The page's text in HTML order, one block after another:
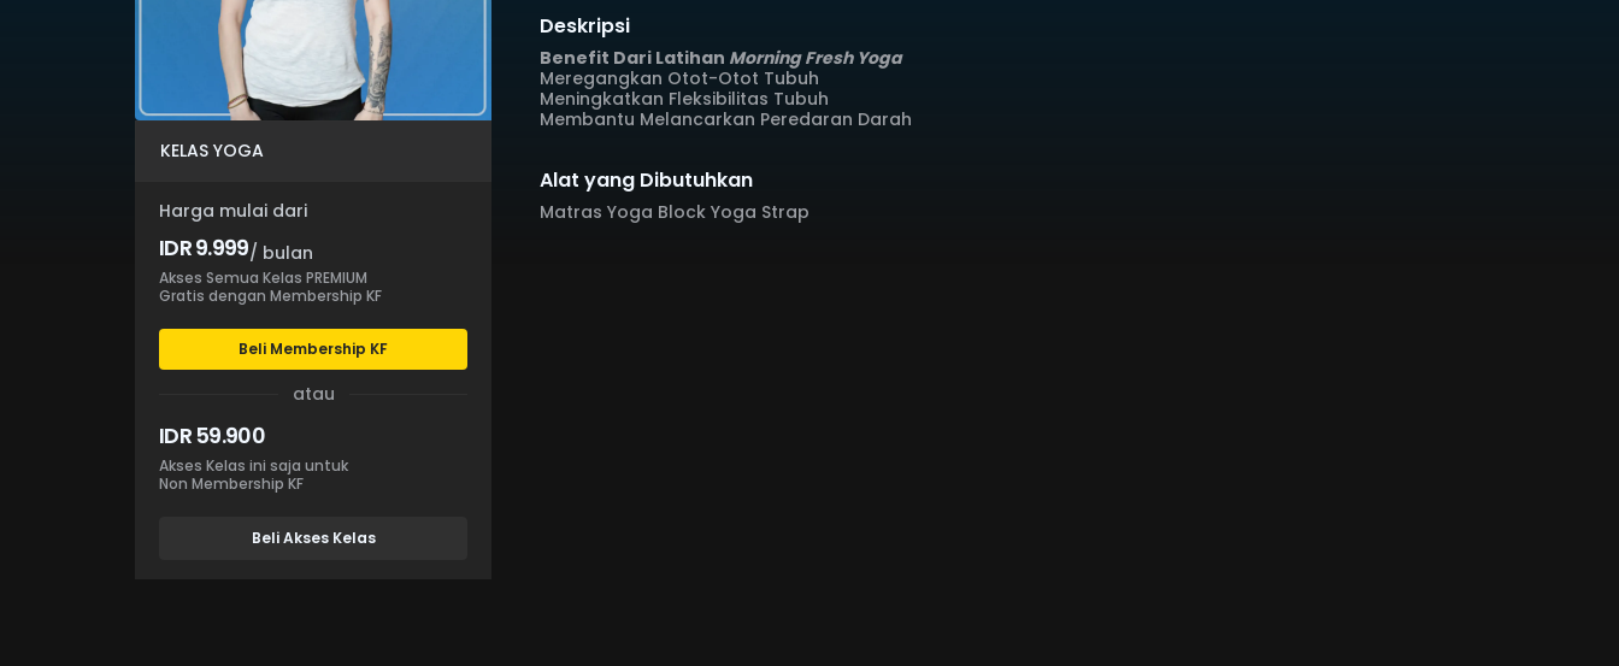
KELAS YOGA
Harga mulai dari
IDR 9.999/ bulan
Akses Semua Kelas PREMIUM
Gratis dengan Membership KF
Beli Membership KF
atau
IDR 59.900
Akses Kelas ini saja untuk
Non Membership KF
Beli Akses Kelas
Deskripsi
Benefit Dari Latihan Morning Fresh Yoga
Meregangkan Otot-Otot Tubuh
Meningkatkan Fleksibilitas Tubuh
Membantu Melancarkan Peredaran Darah
Alat yang Dibutuhkan
Matras Yoga Block Yoga Strap